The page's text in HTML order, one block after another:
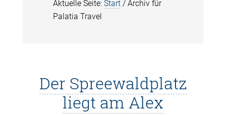
Aktuelle Seite: Start /Archiv für
Palatia Travel
Der Spreewaldplatz
liegt am Alex